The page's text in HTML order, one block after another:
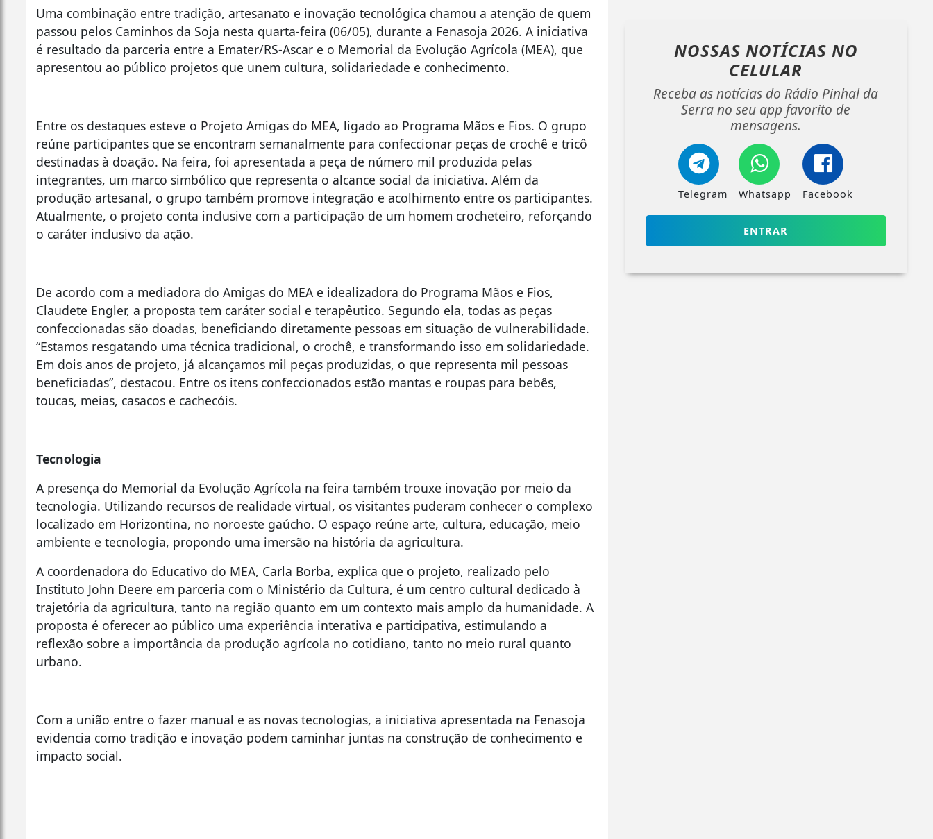
Uma combinação entre tradição, artesanato e inovação tecnológica chamou a atenção de quem
passou pelos Caminhos da Soja nesta quarta-feira (06/05), durante a Fenasoja 2026. A iniciativa
é resultado da parceria entre a Emater/RS-Ascar e o Memorial da Evolução Agrícola (MEA), que
apresentou ao público projetos que unem cultura, solidariedade e conhecimento.
Entre os destaques esteve o Projeto Amigas do MEA, ligado ao Programa Mãos e Fios. O grupo
reúne participantes que se encontram semanalmente para confeccionar peças de crochê e tricô
destinadas à doação. Na feira, foi apresentada a peça de número mil produzida pelas
integrantes, um marco simbólico que representa o alcance social da iniciativa. Além da
produção artesanal, o grupo também promove integração e acolhimento entre os participantes.
Atualmente, o projeto conta inclusive com a participação de um homem crocheteiro, reforçando
o caráter inclusivo da ação.
De acordo com a mediadora do Amigas do MEA e idealizadora do Programa Mãos e Fios,
Claudete Engler, a proposta tem caráter social e terapêutico. Segundo ela, todas as peças
confeccionadas são doadas, beneficiando diretamente pessoas em situação de vulnerabilidade.
“Estamos resgatando uma técnica tradicional, o crochê, e transformando isso em solidariedade.
Em dois anos de projeto, já alcançamos mil peças produzidas, o que representa mil pessoas
beneficiadas”, destacou. Entre os itens confeccionados estão mantas e roupas para bebês,
toucas, meias, casacos e cachecóis.
Tecnologia
A presença do Memorial da Evolução Agrícola na feira também trouxe inovação por meio da
tecnologia. Utilizando recursos de realidade virtual, os visitantes puderam conhecer o complexo
localizado em Horizontina, no noroeste gaúcho. O espaço reúne arte, cultura, educação, meio
ambiente e tecnologia, propondo uma imersão na história da agricultura.
A coordenadora do Educativo do MEA, Carla Borba, explica que o projeto, realizado pelo
Instituto John Deere em parceria com o Ministério da Cultura, é um centro cultural dedicado à
trajetória da agricultura, tanto na região quanto em um contexto mais amplo da humanidade. A
proposta é oferecer ao público uma experiência interativa e participativa, estimulando a
reflexão sobre a importância da produção agrícola no cotidiano, tanto no meio rural quanto
urbano.
Com a união entre o fazer manual e as novas tecnologias, a iniciativa apresentada na Fenasoja
evidencia como tradição e inovação podem caminhar juntas na construção de conhecimento e
impacto social.
NOSSAS NOTÍCIAS NO
CELULAR
Receba as notícias do Rádio Pinhal da
Serra no seu app favorito de
mensagens.
Telegram Whatsapp Facebook
ENTRAR